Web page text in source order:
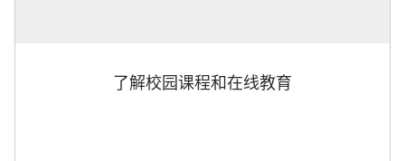
了解校园课程和在线教育